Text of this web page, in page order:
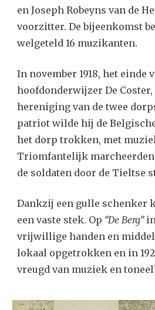
en Joseph Robeyns van de
voorzitter. De bijeenkomst
welgeteld 16 muzikanten.
In november 1918, het einde
hoofdonderwijzer De
hereniging van de twee
patriot wilde hij de
het dorp trokken, met
Triomfantelijk marcheerden
de soldaten door de Tieltse
Dankzij een gulle schenker
een vaste stek. Op “De Berg”
vrijwillige handen en
lokaal opgetrokken en in
vreugd van muziek en